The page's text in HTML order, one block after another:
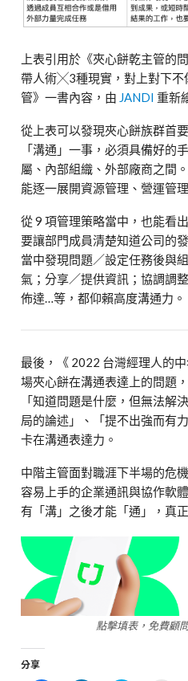
上表引用於 《夾心餅乾主管的
帶人術╳3種現實，對上對下
管》一書內容，由 JANDI 重新
從上表可以發現夾心餅族群首
「溝通」一事，必須具備好的
屬、內部組織、外部廠商之間
能逐一展開資源管理、營運管
從9項管理策略當中，也能看
要讓部門成員清楚知道公司的
當中發現問題／設定任務後與
氣；分享／提供資訊；協調調
佈達…等，都仰賴高度溝通力。
最後，《 2022 台灣經理人的
場夾心餅在溝通表達上的問題
「知道問題是什麼，但無法解
局的論述」、「提不出強而有
卡在溝通表達力。
中階主管面對職涯下半場的危
容易上手的企業通訊與協作軟體
有「溝」之後才能「通」，真
點擊填表，免費顧
分享